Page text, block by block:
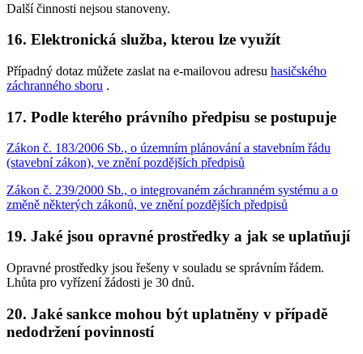
Další činnosti nejsou stanoveny.
16. Elektronická služba, kterou lze využít
Případný dotaz můžete zaslat na e-mailovou adresu hasičského
záchranného sboru .
17. Podle kterého právního předpisu se postupuje
Zákon č. 183/2006 Sb., o územním plánování a stavebním řádu
(stavební zákon), ve znění pozdějších předpisů
Zákon č. 239/2000 Sb., o integrovaném záchranném systému a o
změně některých zákonů, ve znění pozdějších předpisů
19. Jaké jsou opravné prostředky a jak se uplatňují
Opravné prostředky jsou řešeny v souladu se správním řádem.
Lhůta pro vyřízení žádosti je 30 dnů.
20. Jaké sankce mohou být uplatněny v případě
nedodržení povinností